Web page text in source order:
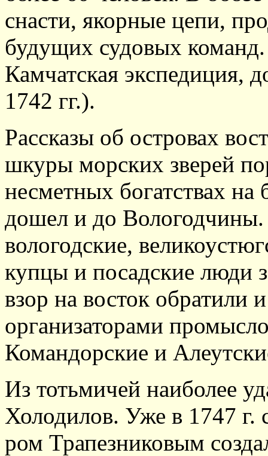
снасти, якорные цепи,
будущих судовых команд.
Камчатская
1742 гг.).
Рассказы об островах
шкуры морских зверей
несметных богатствах на
дошел и до Вологодчины.
вологодские,
купцы и посадские люди
взор на восток
организаторами
Командорские и
Из тотьмичей наиболее
Холодилов. Уже в 1747
ром Трапезниковым